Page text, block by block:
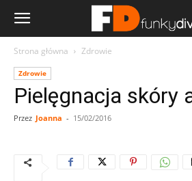
Strona główna Zdrowie
Zdrowie
Pielęgnacja skóry
Przez Joanna - 15/02/2016